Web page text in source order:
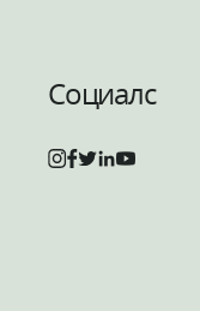
Социалс